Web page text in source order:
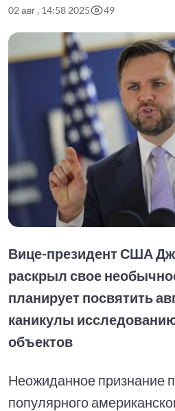
02 авг , 14:58 2025 49
Вице-президент США
раскрыл свое
планирует посвятить
каникулы
объектов
Неожиданное признание
популярного